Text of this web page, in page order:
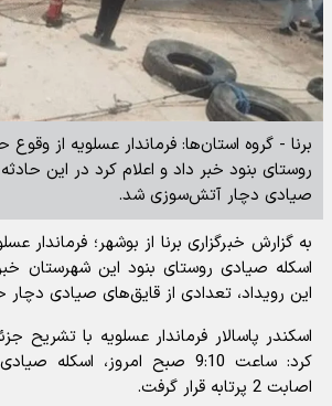
برنا - گروه استان‌ها: فرماندار عسلویه از
صیادی دچار آتش‌سوزی شد.
به گزارش خبرگزاری برنا از بوشهر؛ فرماندار
اسکله صیادی روستای بنود این شهرستان
این رویداد، تعدادی از قایق‌های صیادی
اسکندر پاسالار فرماندار عسلویه با تشریح
کرد: ساعت 9:10 صبح امروز،
اصابت 2 پرتابه قرار گرفت.